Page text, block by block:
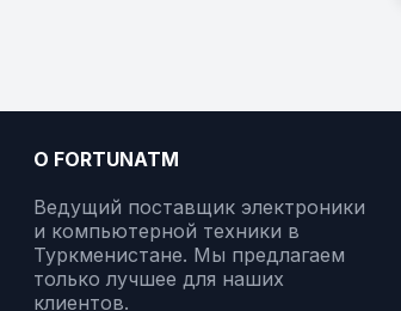
О FORTUNATM
Ведущий поставщик электроники
и компьютерной техники в
Туркменистане. Мы предлагаем
только лучшее для наших
клиентов.